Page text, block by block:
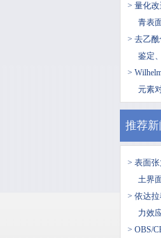
> 量化
青表
> 去乙
鉴定
>
元素
推荐新
> 表面
土界
> 依达
力效
> OBS/